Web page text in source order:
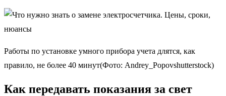
Работы по установке умного прибора учета длятся, как
правило, не более 40 минут(Фото: Andrey_Popovshutterstock)
Как передавать показания за свет